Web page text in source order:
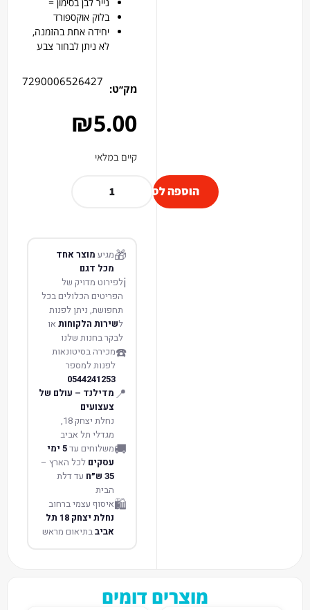
נייר לבן בסימון =
בלוק אוקספורד
יחידה אחת בהזמנה,
לא ניתן לבחור צבע
מק׳׳ט:
7290006526427
₪5.00
קיים במלאי
הוספה לסל
🎁מגיע מוצר אחד
מכל דגם
ℹ️לפירוט מדויק של
הפריטים הכלולים בכל
תחפושת, ניתן לפנות
לשירות הלקוחות או
לבקר בחנות שלנו
☎️מכירה בסיטונאות
לפנות למספר
0544241253
📍 מדילנד – עולם של
צעצועים
נחלת יצחק 18,
מגדלי תל אביב
🚚משלוחים עד 5 ימי
עסקים לכל הארץ –
35 ש״ח
עד דלת
הבית
🛍️איסוף עצמי ברחוב
נחלת יצחק 18 תל
אביבבתיאום מראש
מוצרים דומים